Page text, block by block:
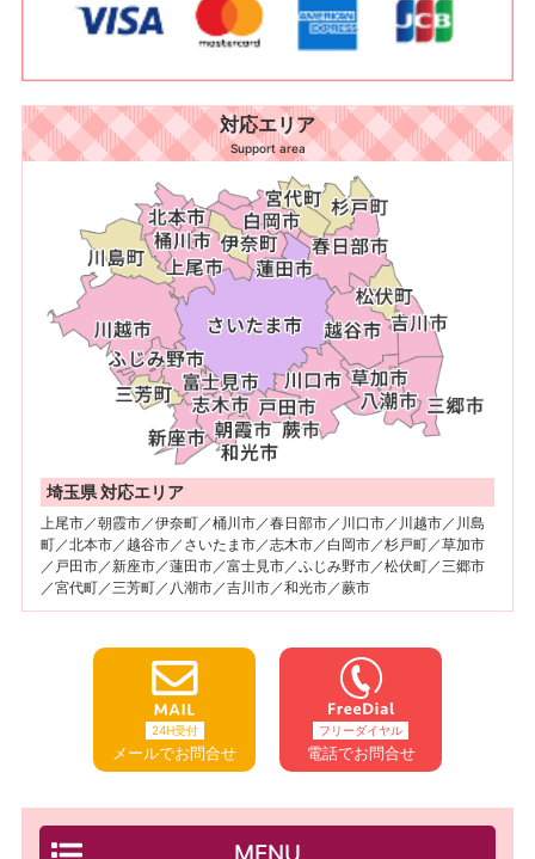
対応エリア
Support area
埼玉県 対応エリア
上尾市／朝霞市／伊奈町／桶川市／春日部市／川口市／川越市／川島
町／北本市／越谷市／さいたま市／志木市／白岡市／杉戸町／草加市
／戸田市／新座市／蓮田市／富士見市／ふじみ野市／松伏町／三郷市
／宮代町／三芳町／八潮市／吉川市／和光市／蕨市
24H受付
メールでお問合せ
フリーダイヤル
電話でお問合せ